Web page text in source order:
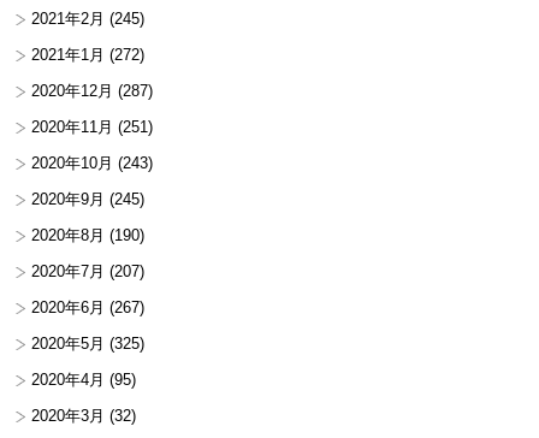
2021年2月 (245)
2021年1月 (272)
2020年12月 (287)
2020年11月 (251)
2020年10月 (243)
2020年9月 (245)
2020年8月 (190)
2020年7月 (207)
2020年6月 (267)
2020年5月 (325)
2020年4月 (95)
2020年3月 (32)